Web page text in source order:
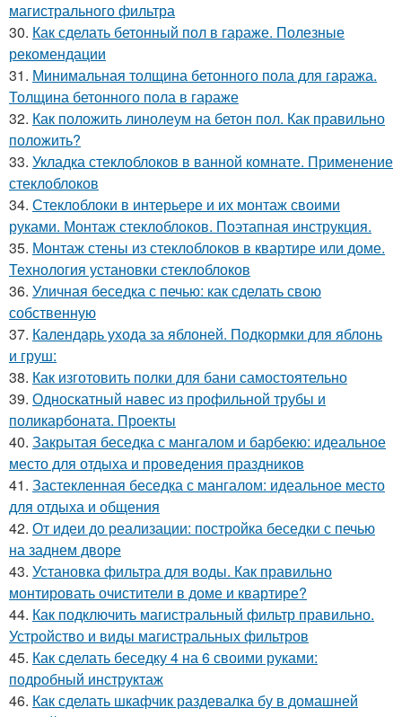
магистрального фильтра
30. Как сделать бетонный пол в гараже. Полезные
рекомендации
31. Минимальная толщина бетонного пола для гаража.
Толщина бетонного пола в гараже
32. Как положить линолеум на бетон пол. Как правильно
положить?
33. Укладка стеклоблоков в ванной комнате. Применение
стеклоблоков
34. Стеклоблоки в интерьере и их монтаж своими
руками. Монтаж стеклоблоков. Поэтапная инструкция.
35. Монтаж стены из стеклоблоков в квартире или доме.
Технология установки стеклоблоков
36. Уличная беседка с печью: как сделать свою
собственную
37. Календарь ухода за яблоней. Подкормки для яблонь
и груш:
38. Как изготовить полки для бани самостоятельно
39. Односкатный навес из профильной трубы и
поликарбоната. Проекты
40. Закрытая беседка с мангалом и барбекю: идеальное
место для отдыха и проведения праздников
41. Застекленная беседка с мангалом: идеальное место
для отдыха и общения
42. От идеи до реализации: постройка беседки с печью
на заднем дворе
43. Установка фильтра для воды. Как правильно
монтировать очистители в доме и квартире?
44. Как подключить магистральный фильтр правильно.
Устройство и виды магистральных фильтров
45. Как сделать беседку 4 на 6 своими руками:
подробный инструктаж
46. Как сделать шкафчик раздевалка бу в домашней